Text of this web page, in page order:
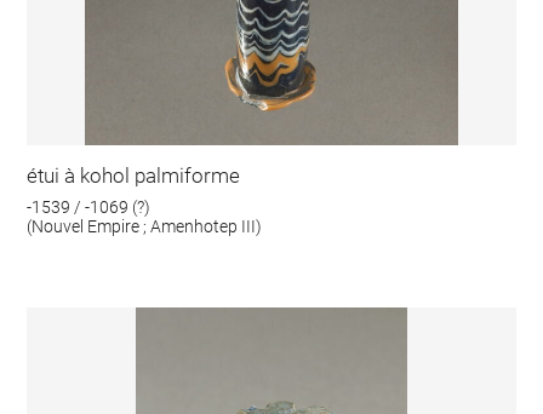
étui à kohol palmiforme
-1539 / -1069 (?)
(Nouvel Empire ; Amenhotep III)